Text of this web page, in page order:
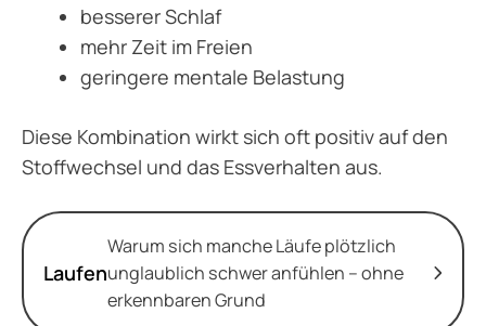
besserer Schlaf
mehr Zeit im Freien
geringere mentale Belastung
Diese Kombination wirkt sich oft positiv auf den
Stoffwechsel und das Essverhalten aus.
Laufen
Warum sich manche Läufe plötzlich
unglaublich schwer anfühlen – ohne
erkennbaren Grund